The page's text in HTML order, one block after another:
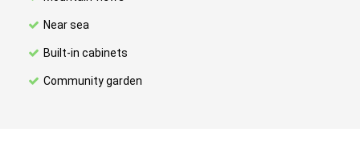
Near sea
Built-in cabinets
Community garden